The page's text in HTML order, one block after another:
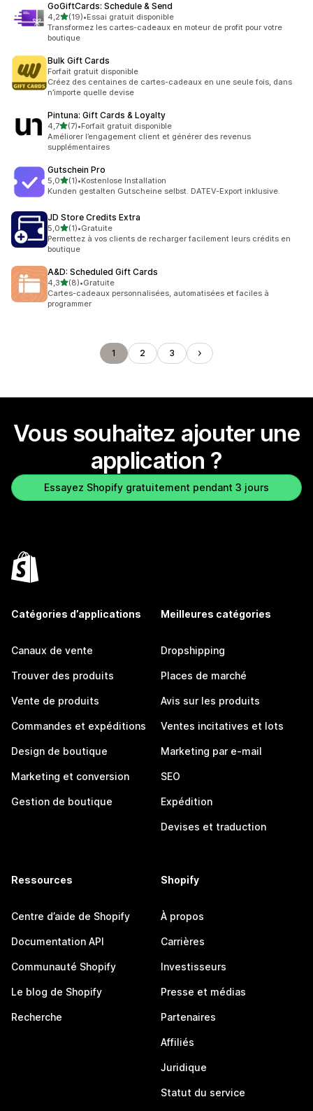
GoGiftCards: Schedule & Send
4,2étoile(s) sur 5
(19)
19 avis au total
•Essai gratuit disponible
Transformez les cartes-cadeaux en moteur de profit pour votre
boutique
Bulk Gift Cards
Forfait gratuit disponible
Créez des centaines de cartes-cadeaux en une seule fois, dans
n’importe quelle devise
Pintuna: Gift Cards & Loyalty
4,7étoile(s) sur 5
(7)
7 avis au total
•Forfait gratuit disponible
Améliorer l’engagement client et générer des revenus
supplémentaires
Gutschein Pro
5,0étoile(s) sur 5
(1)
1 avis au total
•Kostenlose Installation
Kunden gestalten Gutscheine selbst. DATEV-Export inklusive.
JD Store Credits Extra
5,0étoile(s) sur 5
(1)
1 avis au total
•Gratuite
Permettez à vos clients de recharger facilement leurs crédits en
boutique
A&D: Scheduled Gift Cards
4,3étoile(s) sur 5
(8)
8 avis au total
•Gratuite
Cartes-cadeaux personnalisées, automatisées et faciles à
programmer
1 2 3
Vous souhaitez ajouter une
application ?
Essayez Shopify gratuitement pendant 3 jours
Catégories d’applications
Canaux de vente
Trouver des produits
Vente de produits
Commandes et expéditions
Design de boutique
Marketing et conversion
Gestion de boutique
Meilleures catégories
Dropshipping
Places de marché
Avis sur les produits
Ventes incitatives et lots
Marketing par e-mail
SEO
Expédition
Devises et traduction
Ressources
Centre d’aide de Shopify
Documentation API
Communauté Shopify
Le blog de Shopify
Recherche
Shopify
À propos
Carrières
Investisseurs
Presse et médias
Partenaires
Affiliés
Juridique
Statut du service